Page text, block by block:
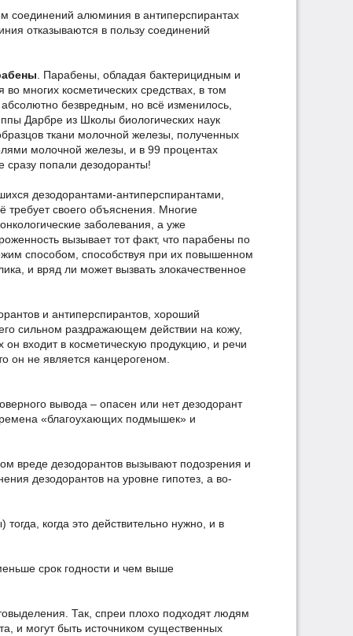
соединений алюминия в антиперспирантах
отказываются в пользу соединений
. Парабены, обладая бактерицидным и
многих косметических средствах, в том
безвредным, но всё изменилось,
Дарбре из Школы биологических наук
ткани молочной железы, полученных
молочной железы, и в 99 процентах
попали дезодоранты!
дезодорантами-антиперспирантами,
своего объяснения. Многие
заболевания, а уже
вызывает тот факт, что парабены по
способом, способствуя при их повышенном
и вряд ли может вызвать злокачественное
и антиперспирантов, хороший
сильном раздражающем действии на кожу,
входит в косметическую продукцию, и речи
он не является канцерогеном.
вывода – опасен или нет дезодорант
«благоухающих подмышек» и
вреде дезодорантов вызывают подозрения и
дезодорантов на уровне гипотез, а во-
когда это действительно нужно, и в
срок годности и чем выше
Так, спреи плохо подходят людям
и могут быть источником существенных